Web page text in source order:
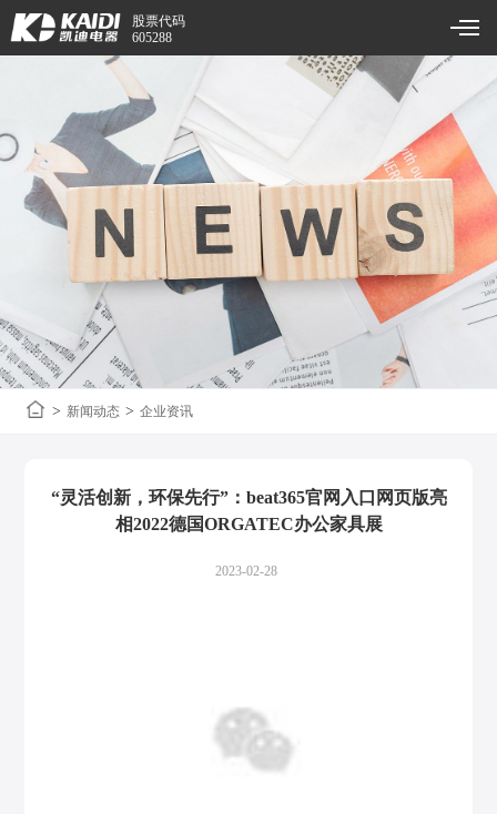
股票代码
605288
> 新闻动态 > 企业资讯
“灵活创新，环保先行”：beat365官网入口网页版亮
相2022德国ORGATEC办公家具展
2023-02-28